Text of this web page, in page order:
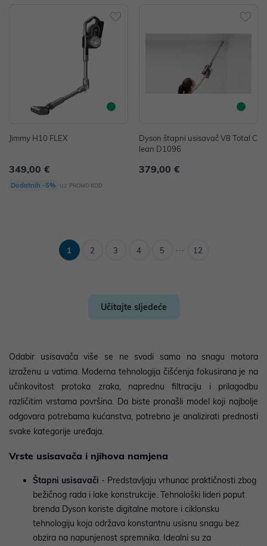
Jimmy H10 FLEX
349,00 €
Dodatnih -5% uz PROMO KOD
Dyson štapni usisavač V8 Total C
lean D1096
379,00 €
1 2 3 4 5 ... 12
Učitajte sljedeće
Odabir usisavača više se ne svodi samo na snagu motora
izraženu u vatima. Moderna tehnologija čišćenja fokusirana je na
učinkovitost protoka zraka, naprednu filtraciju i prilagodbu
različitim vrstama površina. Da biste pronašli model koji najbolje
odgovara potrebama kućanstva, potrebno je analizirati prednosti
svake kategorije uređaja.
Vrste usisavača i njihova namjena
Štapni usisavači - Predstavljaju vrhunac praktičnosti zbog
bežičnog rada i lake konstrukcije. Tehnološki lideri poput
brenda Dyson koriste digitalne motore i ciklonsku
tehnologiju koja održava konstantnu usisnu snagu bez
obzira na napunjenost spremnika. Idealni su za